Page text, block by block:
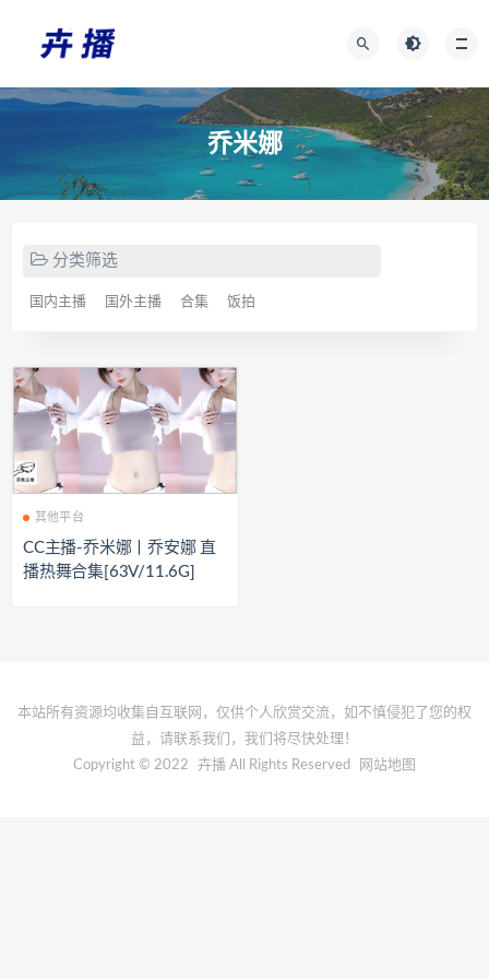
乔米娜
分类筛选
国内主播 国外主播 合集 饭拍
其他平台
CC主播-乔米娜丨乔安娜 直
播热舞合集[63V/11.6G]
本站所有资源均收集自互联网，仅供个人欣赏交流，如不慎侵犯了您的权
益，请联系我们，我们将尽快处理！
Copyright © 2022
卉播 All Rights Reserved 网站地图